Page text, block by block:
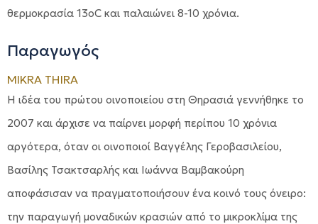
θερμοκρασία 13oC και παλαιώνει 8-10 χρόνια.
Παραγωγός
MIKRA THIRA
Η ιδέα του πρώτου οινοποιείου στη Θηρασιά γεννήθηκε το
2007 και άρχισε να παίρνει μορφή περίπου 10 χρόνια
αργότερα, όταν οι οινοποιοί Βαγγέλης Γεροβασιλείου,
Βασίλης Τσακτσαρλής και Ιωάννα Βαμβακούρη
αποφάσισαν να πραγματοποιήσουν ένα κοινό τους όνειρο:
την παραγωγή μοναδικών κρασιών από το μικροκλίμα της